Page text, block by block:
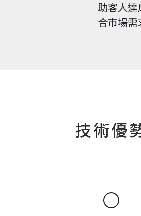
助客人達
合市場需
技術優